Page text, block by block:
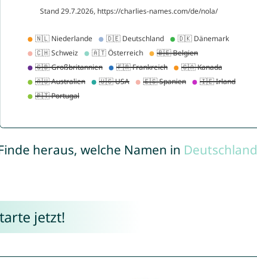
heraus, welche Namen in Deutschland
jetzt!